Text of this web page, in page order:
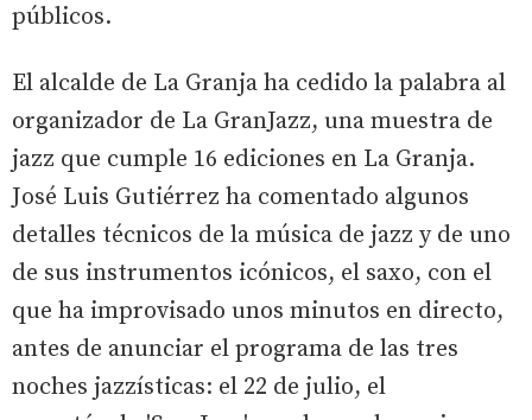
públicos.
El alcalde de La Granja ha cedido la palabra al
organizador de La GranJazz, una muestra de
jazz que cumple 16 ediciones en La Granja.
José Luis Gutiérrez ha comentado algunos
detalles técnicos de la música de jazz y de uno
de sus instrumentos icónicos, el saxo, con el
que ha improvisado unos minutos en directo,
antes de anunciar el programa de las tres
noches jazzísticas: el 22 de julio, el